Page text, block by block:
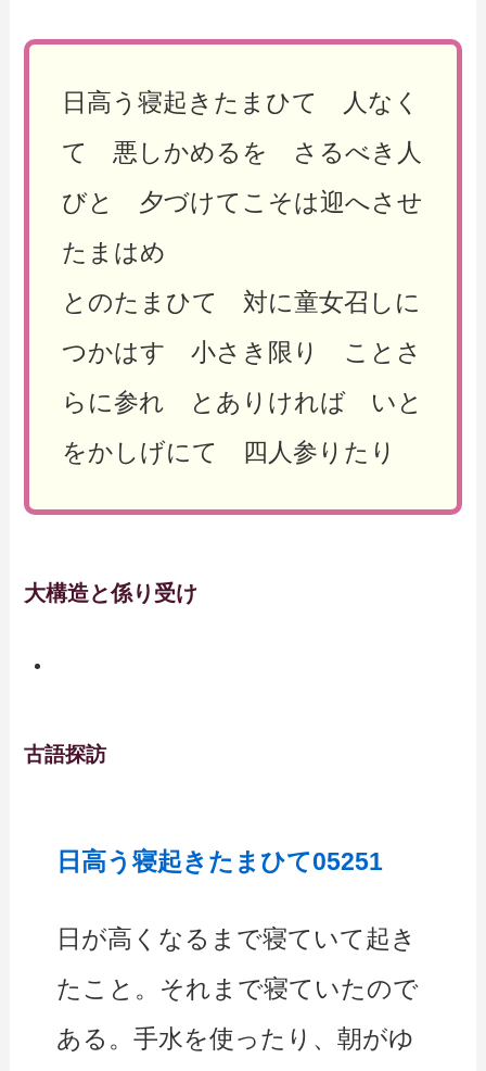
日高う寝起きたまひて 人なく
て 悪しかめるを さるべき人
びと 夕づけてこそは迎へさせ
たまはめ
とのたまひて 対に童女召しに
つかはす 小さき限り ことさ
らに参れ とありければ いと
をかしげにて 四人参りたり
大構造と係り受け
古語探訪
日高う寝起きたまひて05251
日が高くなるまで寝ていて起き
たこと。それまで寝ていたので
ある。手水を使ったり、朝がゆ